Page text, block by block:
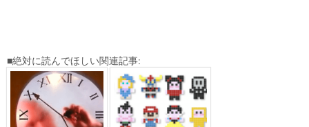
■絶対に読んでほしい関連記事: